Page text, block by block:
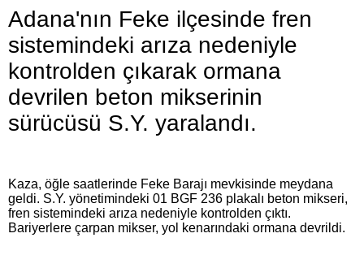
Adana'nın Feke ilçesinde fren
sistemindeki arıza nedeniyle
kontrolden çıkarak ormana
devrilen beton mikserinin
sürücüsü S.Y. yaralandı.
Kaza, öğle saatlerinde Feke Barajı mevkisinde meydana
geldi. S.Y. yönetimindeki 01 BGF 236 plakalı beton mikseri,
fren sistemindeki arıza nedeniyle kontrolden çıktı.
Bariyerlere çarpan mikser, yol kenarındaki ormana devrildi.